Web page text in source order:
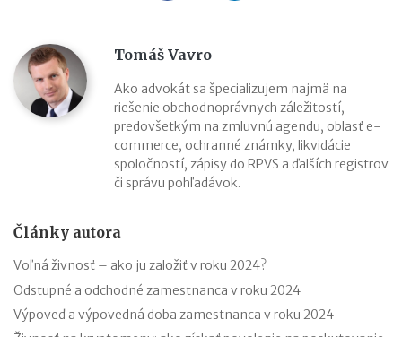
Tomáš Vavro
Ako advokát sa špecializujem najmä na
riešenie obchodnoprávnych záležitostí,
predovšetkým na zmluvnú agendu, oblasť e-
commerce, ochranné známky, likvidácie
spoločností, zápisy do RPVS a ďalších registrov
či správu pohľadávok.
Články autora
Voľná živnosť – ako ju založiť v roku 2024?
Odstupné a odchodné zamestnanca v roku 2024
Výpoveď a výpovedná doba zamestnanca v roku 2024